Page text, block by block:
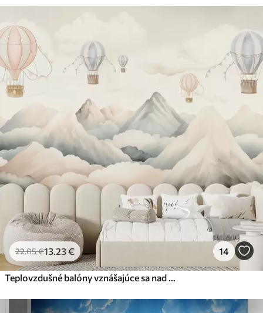
22.05€13.23€ 14
Teplovzdušné balóny vznášajúce sa nad horami v neutrálnych, jemných pastelových tónoch